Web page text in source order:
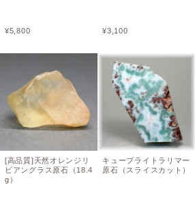
¥5,800
[高品質]天然オレンジリ
ビアングラス原石（18.4
g）
¥3,100
キュープライトラリマー
原石（スライスカット）